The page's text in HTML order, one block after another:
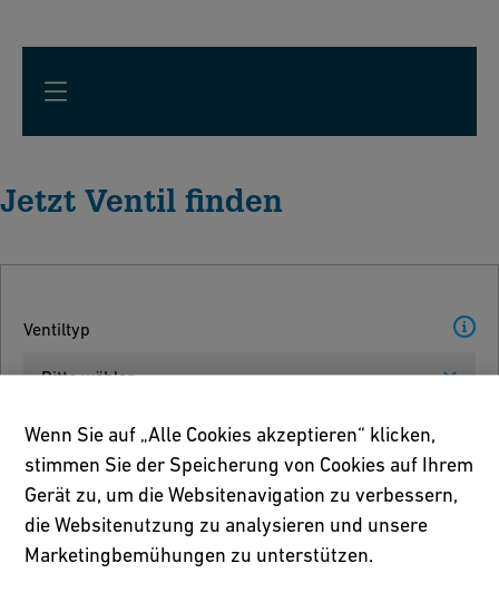
Jetzt Ventil finden
Ventiltyp
Bitte wählen
Einheit
Bitte wählen
Rohrdurchmesser
Wenn Sie auf „Alle Cookies akzeptieren“ klicken,
stimmen Sie der Speicherung von Cookies auf Ihrem
Gerät zu, um die Websitenavigation zu verbessern,
die Websitenutzung zu analysieren und unsere
Marketingbemühungen zu unterstützen.